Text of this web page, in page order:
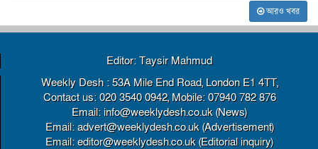
আরও খবর
Editor: Taysir Mahmud
Weekly Desh : 53A Mile End Road, London E1 4TT,
Contact us: 020 3540 0942, Mobile: 07940 782 876
Email: info@weeklydesh.co.uk (News)
Email: advert@weeklydesh.co.uk (Advertisement)
Email: editor@weeklydesh.co.uk (Editorial inquiry)